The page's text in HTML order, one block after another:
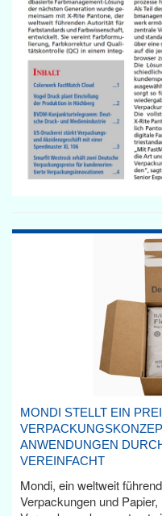
MONDI STELLT EIN
ANWENDUNGEN
VEREINFACHT
Mondi, ein weltweit
Verpackungen und